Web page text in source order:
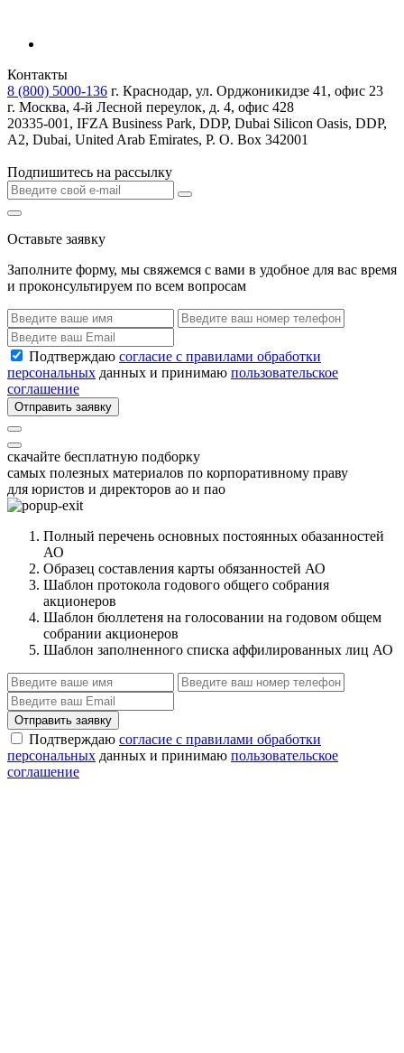
Контакты
8 (800) 5000-136 г. Краснодар, ул. Орджоникидзе 41, офис 23
г. Москва, 4-й Лесной переулок, д. 4, офис 428
20335-001, IFZA Business Park, DDP, Dubai Silicon Oasis, DDP,
A2, Dubai, United Arab Emirates, P. O. Box 342001
Подпишитесь на рассылку
Оставьте заявку
Заполните форму, мы свяжемся с вами в удобное для вас время
и проконсультируем по всем вопросам
Подтверждаю согласие с правилами обработки
персональных данных и принимаю пользовательское
соглашение
Отправить заявку
скачайте бесплатную подборку
самых полезных материалов по корпоративному праву
для юристов и директоров ао и пао
Полный перечень основных постоянных обазанностей
АО
Образец составления карты обязанностей АО
Шаблон протокола годового общего собрания
акционеров
Шаблон бюллетеня на голосовании на годовом общем
собрании акционеров
Шаблон заполненного списка аффилированных лиц АО
Отправить заявку
Подтверждаю согласие с правилами обработки
персональных данных и принимаю пользовательское
соглашение